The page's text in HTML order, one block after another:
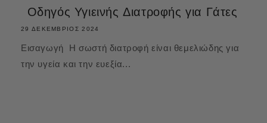
Οδηγός Υγιεινής Διατροφής για Γάτες
29 ΔΕΚΈΜΒΡΙΟΣ 2024
Εισαγωγή Η σωστή διατροφή είναι θεμελιώδης για
την υγεία και την ευεξία...